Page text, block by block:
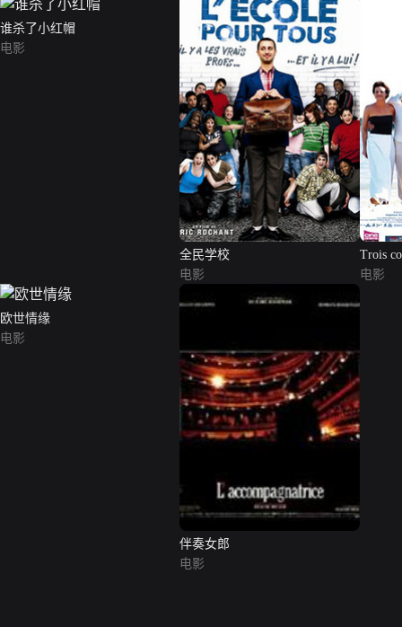
谁杀了小红帽
电影
全民学校
电影
Trois
电影
欧世情缘
电影
伴奏女郎
电影